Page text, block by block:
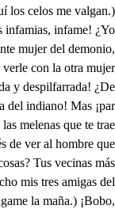
los celos me valgan.)
infamias, infame! ¿Yo
mujer del demonio,
con la otra mujer
y despilfarrada! ¿De
del indiano! Mas ¡par
melenas que te trae
de ver al hombre que
Tus vecinas más
mis tres amigas del
la maña.) ¡Bobo,